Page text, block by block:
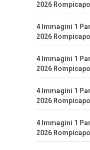
2026
4 Immagini 1
2026
4 Immagini 1
2026
4 Immagini 1
2026
4 Immagini 1
2026